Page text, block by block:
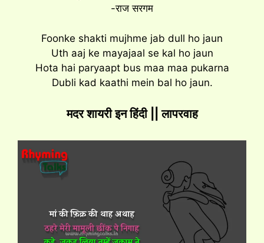
-राज सरगम
Foonke shakti mujhme jab dull ho jaun
Uth aaj ke mayajaal se kal ho jaun
Hota hai paryaapt bus maa maa pukarna
Dubli kad kaathi mein bal ho jaun.
मदर शायरी इन हिंदी || लापरवाह